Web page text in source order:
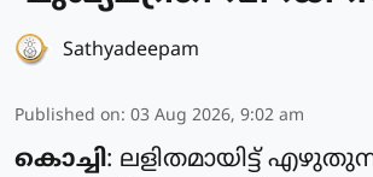
Sathyadeepam
Published on: 03 Aug 2026, 9:02 am
കൊച്ചി: ലളിതമായിട്ട്